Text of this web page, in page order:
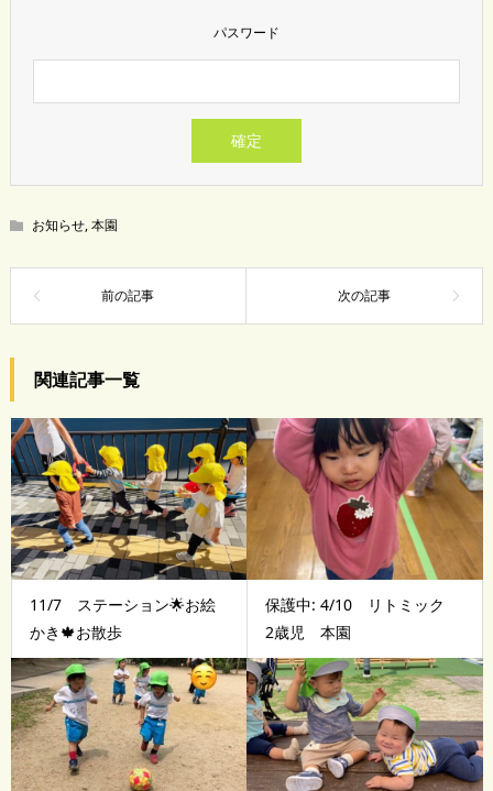
パスワード
お知らせ,本園
関連記事一覧
11/7 ステーション🌟お絵
かき🍁お散歩
保護中: 4/10 リトミック
2歳児 本園